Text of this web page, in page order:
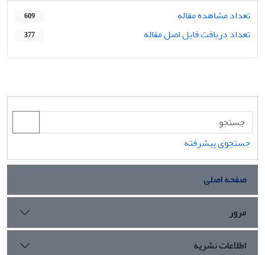
تعداد مشاهده مقاله
609
تعداد دریافت فایل اصل مقاله 377
جستجوی پیشرفته
صفحه اصلی
مرور
اطلاعات نشریه